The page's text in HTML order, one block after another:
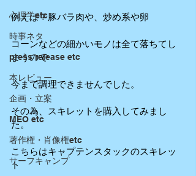
心理学etc
時事ネタ
press release etc
本レビュー
企画・立案
MEO etc
著作権・肖像権etc
サーフキャンプ
例えば？豚バラ肉や、炒め系や卵
コーンなどの細かいモノは全て落ちてし
まうので
今まで調理できませんでした。
その為、スキレットを購入してみまし
た。
こちらはキャプテンスタックのスキレッ
ト